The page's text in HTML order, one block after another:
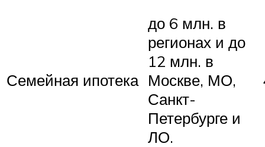
Семейная ипотека
до 6 млн. в
регионах и до
12 млн. в
Москве, МО,
Санкт-
Петербурге и
ЛО.